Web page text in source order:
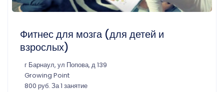
Фитнес для мозга (для детей и
взрослых)
г Барнаул, ул Попова, д 139
Growing Point
800 руб. За 1 занятие